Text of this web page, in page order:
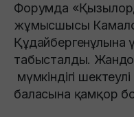
Форумда
жұмысшысы
Құдайбергенұлына
табысталды.
мүмкіндігі
баласына қамқор